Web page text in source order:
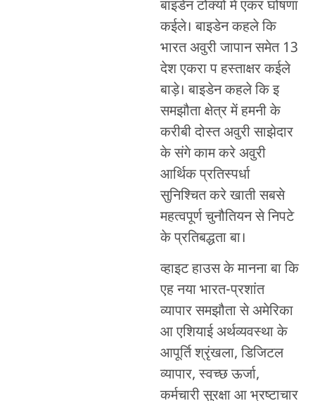
बाइडेन टोक्यो में एकर घोषणा
कईले। बाइडेन कहले कि
भारत अवुरी जापान समेत 13
देश एकरा प हस्ताक्षर कईले
बाड़े। बाइडेन कहले कि इ
समझौता क्षेत्र में हमनी के
करीबी दोस्त अवुरी साझेदार
के संगे काम करे अवुरी
आर्थिक प्रतिस्पर्धा
सुनिश्चित करे खाती सबसे
महत्वपूर्ण चुनौतियन से निपटे
के प्रतिबद्धता बा।
व्हाइट हाउस के मानना ​​बा कि
एह नया भारत-प्रशांत
व्यापार समझौता से अमेरिका
आ एशियाई अर्थव्यवस्था के
आपूर्ति श्रृंखला, डिजिटल
व्यापार, स्वच्छ ऊर्जा,
कर्मचारी सुरक्षा आ भ्रष्टाचार